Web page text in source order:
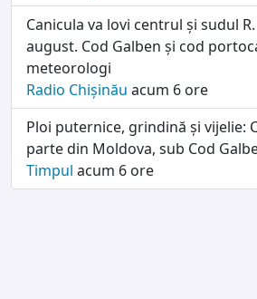
Canicula va lovi centrul și sudul
august. Cod Galben și cod
meteorologi
Radio Chișinău acum 6 ore
Ploi puternice, grindină și vijelie:
parte din Moldova, sub Cod
Timpul acum 6 ore